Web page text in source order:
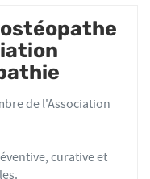
de l'Association
curative et